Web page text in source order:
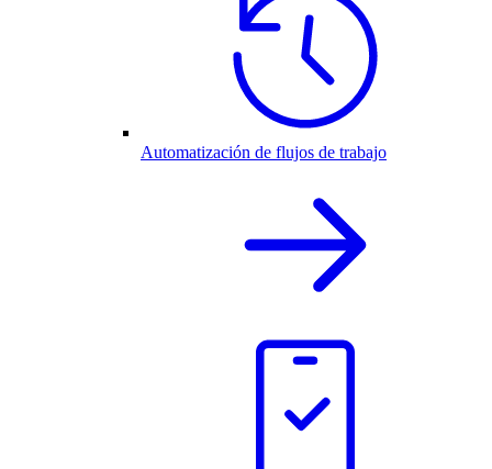
Automatización de flujos de trabajo